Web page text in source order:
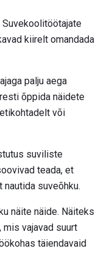
Suvekoolitöötajate
kiirelt omandada
palju aega
õppida näidete
või
suviliste
teada, et
suveõhku.
näite näide. Näiteks
vajavad suurt
täiendavaid